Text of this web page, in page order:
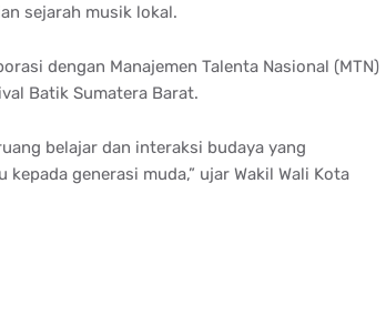
sejarah musik lokal.
dengan Manajemen Talenta Nasional (MTN)
Batik Sumatera Barat.
belajar dan interaksi budaya yang
generasi muda,” ujar Wakil Wali Kota